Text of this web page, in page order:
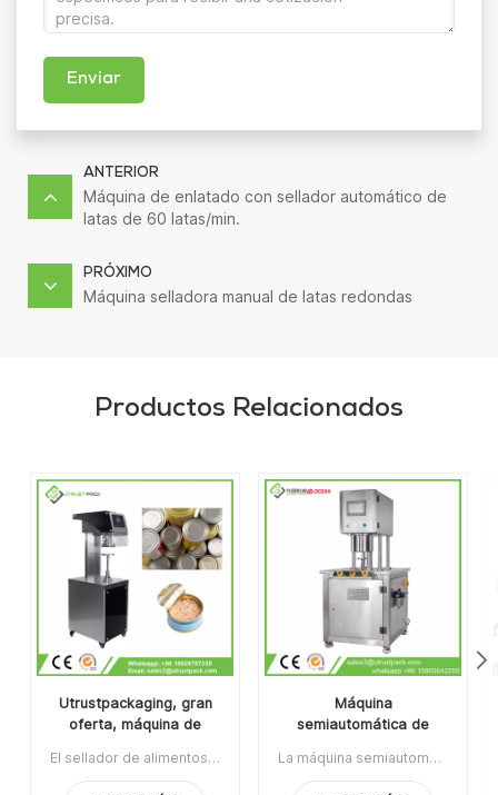
Enviar
ANTERIOR
Máquina de enlatado con sellador automático de
latas de 60 latas/min.
PRÓXIMO
Máquina selladora manual de latas redondas
Productos Relacionados
Utrustpackaging, gran
oferta, máquina de
sellador de alimentos
El sellador de alimentos enlatados de la máquina de sellado de latas manual de venta caliente de Utrustpackaging es adecuado para sellar todo tipo de latas de PET / latas de papel compuesto, latas u otros recipientes redondos. Alta eficiencia por transmisión mecánica, estructuras simples y convenientes de mantener, peso ligero y fácil de operar.La orden mínima:1Pago:T/TPuerto de embarque:CantónRegión original:PorcelanaTiempo de espera:3-5 días después de recibir el depósito
Máquina
semiautomática de
vacío con relleno de
La máquina semiautomática de envasado de latas al vacío con relleno de nitrógeno se usa ampliamente en la industria alimentaria, química, farmacéutica y de bebidas, aplicable para latas de plástico / estaño / aluminio, botellas, contenedores de frascos, etc.Artículo No:UT1BFG6La orden mínima:1Pago:TTPuerto de embarque:CantónRegión original:Guangzhou, ChinaTiempo de espera:15 días después de recibir el depósito